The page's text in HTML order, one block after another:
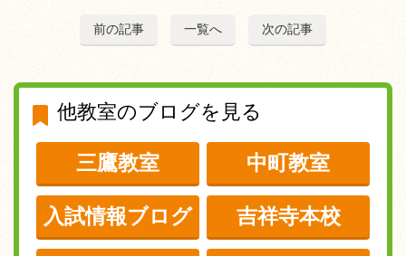
前の記事 一覧へ 次の記事
他教室のブログを見る
三鷹教室 中町教室
入試情報ブログ 吉祥寺本校